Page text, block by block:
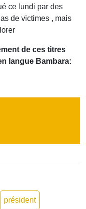
ce lundi par des
de victimes , mais
de ces titres
langue Bambara:
président